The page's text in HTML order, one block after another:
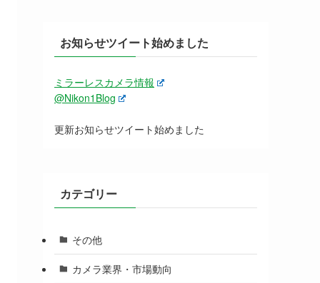
お知らせツイート始めました
ミラーレスカメラ情報
@Nikon1Blog
更新お知らせツイート始めました
カテゴリー
その他
カメラ業界・市場動向